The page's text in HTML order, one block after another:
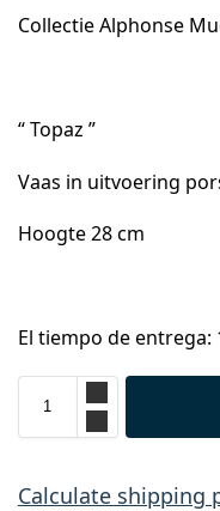
Collectie Alphonse
“ Topaz ”
Vaas in uitvoering
Hoogte 28 cm
El tiempo de entrega:
Calculate shipping